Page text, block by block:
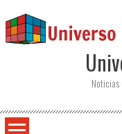
Noticias